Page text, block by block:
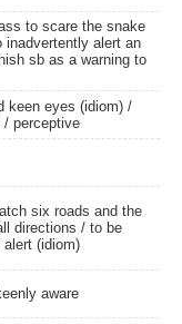
to scare the snake
inadvertently alert an
sb as a warning to
keen eyes (idiom) /
/ perceptive
six roads and the
directions / to be
(idiom)
aware